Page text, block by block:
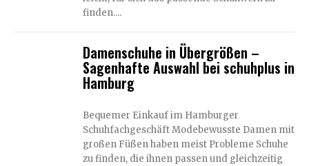
finden....
Damenschuhe in Übergrößen –
Sagenhafte Auswahl bei schuhplus in
Hamburg
Bequemer Einkauf im Hamburger
Schuhfachgeschäft Modebewusste Damen mit
großen Füßen haben meist Probleme Schuhe
zu finden, die ihnen passen und gleichzeitig